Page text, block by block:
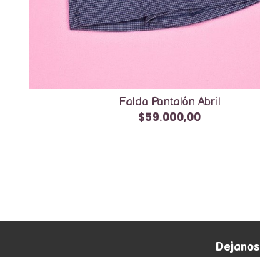
Falda Pantalón Abril
$59.000,00